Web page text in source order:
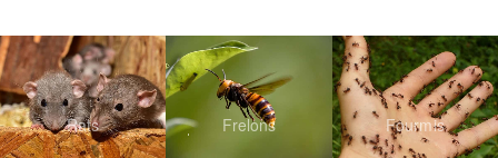
Rats Frelons Fourmis